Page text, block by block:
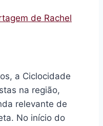
de Rachel
a Ciclocidade
na região,
relevante de
No início do